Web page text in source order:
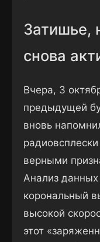
Затишье,
снова
Вчера, 3
предыдущей
вновь
верными
Анализ данных
корональный
высокой
этот